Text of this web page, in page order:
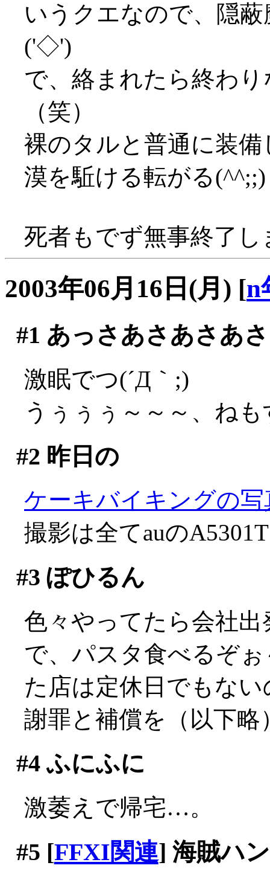
いうクエなので、隠
('◇')ゞ
で、絡まれたら終わ
（笑）
裸のタルと普通に装
漠を駈ける転がる(^^;;)
死者もでず無事終了
2003年06月16日(月) [n
#1 あっさあさあさあ
激眠でつ(´Д｀;)
うぅぅぅ～～～、ね
#2 昨日の
ケーキバイキングの写
撮影は全てauの
#3 ぽひるん
色々やってたら会社
で、パスタ食べるぞ
た店は定休日でもな
謝罪と補償を（以下略
#4ふにふに
激萎えで帰宅…。
#5 [FFXI関連] 海賊ハ